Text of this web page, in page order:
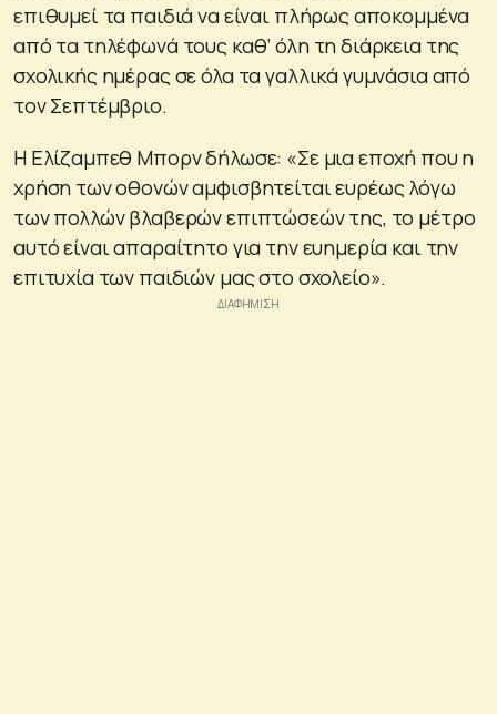
επιθυμεί τα παιδιά να είναι πλήρως αποκομμένα
από τα τηλέφωνά τους καθ’ όλη τη διάρκεια της
σχολικής ημέρας σε όλα τα γαλλικά γυμνάσια από
τον Σεπτέμβριο.
Η Ελίζαμπεθ Μπορν δήλωσε: «Σε μια εποχή που η
χρήση των οθονών αμφισβητείται ευρέως λόγω
των πολλών βλαβερών επιπτώσεών της, το μέτρο
αυτό είναι απαραίτητο για την ευημερία και την
επιτυχία των παιδιών μας στο σχολείο».